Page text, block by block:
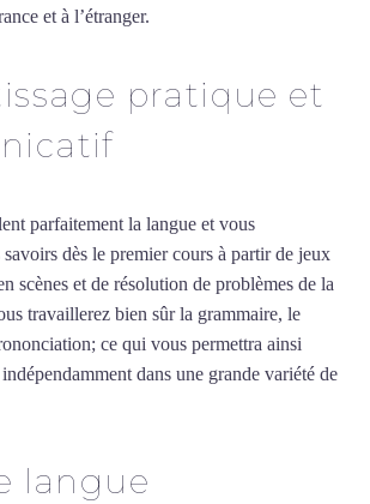
et à l’étranger.
pratique et
parfaitement la langue et vous
dès le premier cours à partir de jeux
scènes et de résolution de problèmes de la
travaillerez bien sûr la grammaire, le
ce qui vous permettra ainsi
dans une grande variété de
langue